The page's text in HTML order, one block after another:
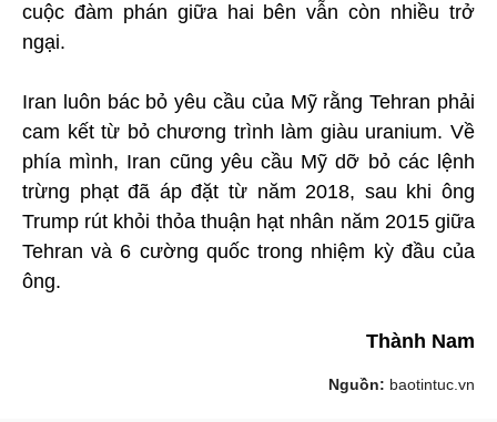
cuộc đàm phán giữa hai bên vẫn còn nhiều trở
ngại.
Iran luôn bác bỏ yêu cầu của Mỹ rằng Tehran phải
cam kết từ bỏ chương trình làm giàu uranium. Về
phía mình, Iran cũng yêu cầu Mỹ dỡ bỏ các lệnh
trừng phạt đã áp đặt từ năm 2018, sau khi ông
Trump rút khỏi thỏa thuận hạt nhân năm 2015 giữa
Tehran và 6 cường quốc trong nhiệm kỳ đầu của
ông.
Thành Nam
Nguồn: baotintuc.vn